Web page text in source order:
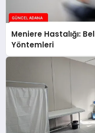
Meniere Hastalığı:
Yöntemleri